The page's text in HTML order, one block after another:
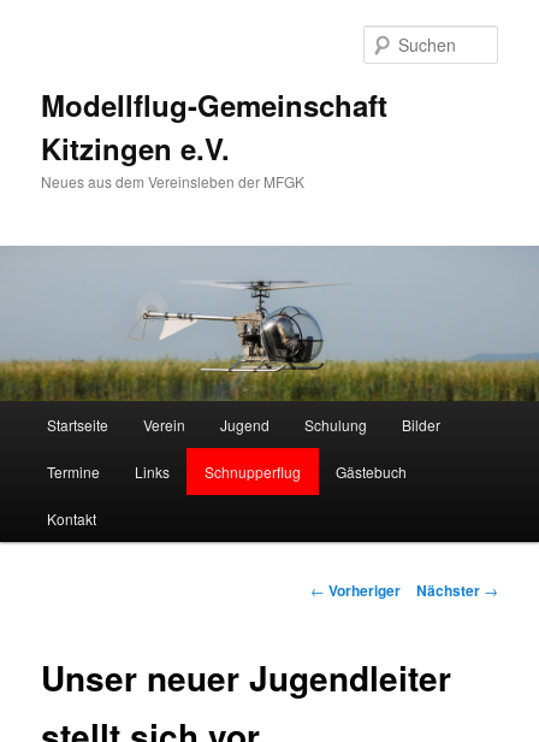
Modellflug-Gemeinschaft
Kitzingen e.V.
Neues aus dem Vereinsleben der MFGK
Startseite Verein Jugend Schulung Bilder
Termine Links Schnupperflug Gästebuch
Kontakt
Beitragsnavigation
← Vorheriger Nächster →
Unser neuer Jugendleiter